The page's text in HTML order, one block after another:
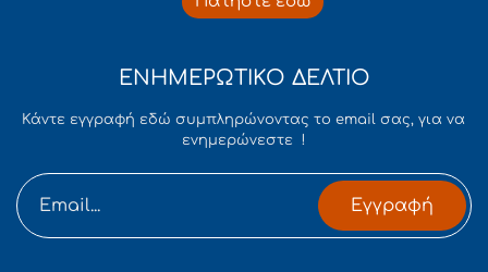
ΕΝΗΜΕΡΩΤΙΚΟ ΔΕΛΤΙΟ
Κάντε εγγραφή εδώ συμπληρώνοντας το email σας, για να
ενημερώνεστε !
Εγγραφή